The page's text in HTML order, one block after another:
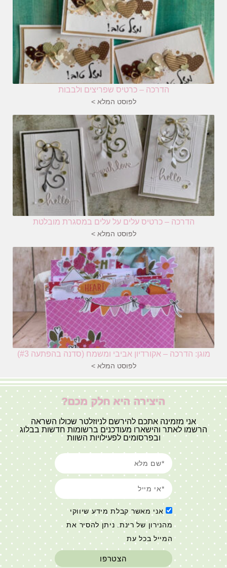
הדרכה – כרטיס שפריצים ולבבות
לפוסט המלא >
הדרכה – כרטיס עלים על עלים במסגרת מובלטת
לפוסט המלא >
מוגן: הדרכה – אקורדיון אביבי ומשמח (סדנה בהפתעה #3)
לפוסט המלא >
היצירה היא חלק מכם?
אני מזמינה אתכם להירשם לניוזלטר שכולו השראה
הרשמו לאתר והישארו מעודכנים ברשומות חדשות בבלוג
ובפרסומים לפעילויות השוות
אני מאשר קבלת מידע שיווקי
מהנירון של רינת. ניתן להסיר את
המייל בכל עת
הצטרפו